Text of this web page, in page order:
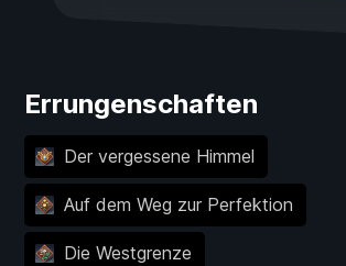
Errungenschaften
Der vergessene Himmel
Auf dem Weg zur Perfektion
Die Westgrenze